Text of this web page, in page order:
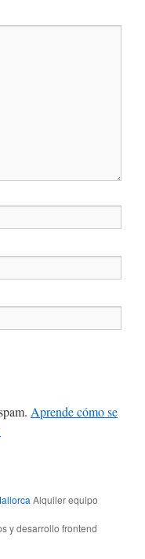
Aprende cómo se
Alquiler equipo
y desarrollo frontend